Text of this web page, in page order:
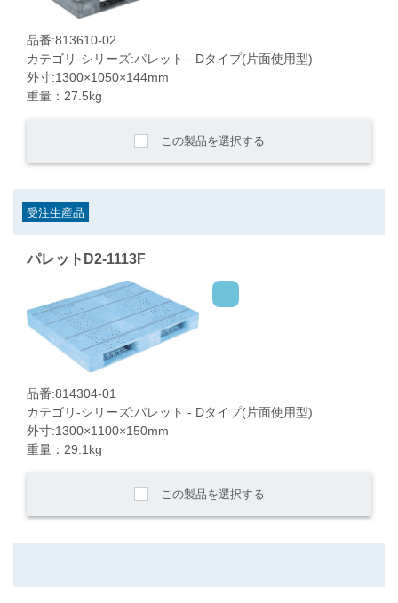
品番:813610-02
カテゴリ-シリーズ:パレット - Dタイプ(片面使用型)
外寸:1300×1050×144mm
重量：27.5kg
この製品を選択する
受注生産品
パレットD2-1113F
品番:814304-01
カテゴリ-シリーズ:パレット - Dタイプ(片面使用型)
外寸:1300×1100×150mm
重量：29.1kg
この製品を選択する